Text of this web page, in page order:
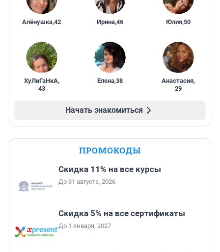
Алёнушка,42 Ирина,46 Юлия,50
ХуЛиГаНкА,
43
Елена,38 Анастасия,
29
Начать знакомиться
ПРОМОКОДЫ
Скидка 11% на все курсы
До 31 августа, 2026
Скидка 5% на все сертификаты
До 1 января, 2027